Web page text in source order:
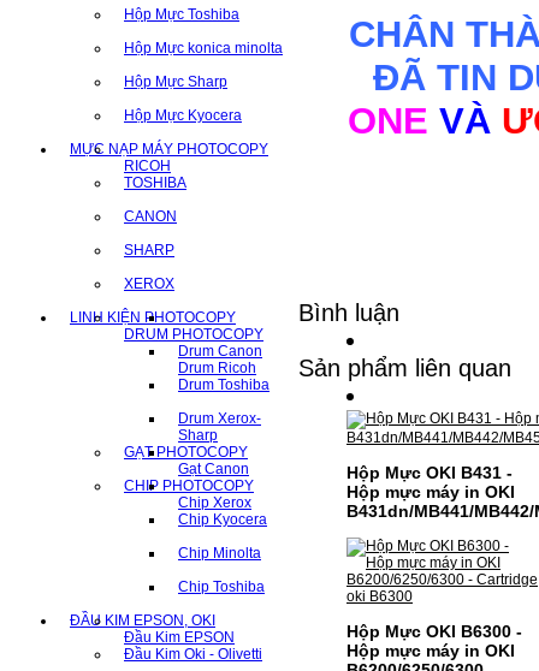
Hộp Mực Toshiba
Hộp Mực konica minolta
Hộp Mực Sharp
Hộp Mực Kyocera
MỰC NẠP MÁY PHOTOCOPY
RICOH
TOSHIBA
CANON
SHARP
XEROX
LINH KIỆN PHOTOCOPY
DRUM PHOTOCOPY
Drum Canon
Drum Ricoh
Drum Toshiba
Drum Xerox-
Sharp
GẠT PHOTOCOPY
Gạt Canon
CHIP PHOTOCOPY
Chip Xerox
Chip Kyocera
Chip Minolta
Chip Toshiba
ĐẦU KIM EPSON, OKI
Đầu Kim EPSON
Đầu Kim Oki - Olivetti
CHÂN
ĐÃ TIN
ONE VÀ
Bình luận
Sản phẩm liên quan
Hộp Mực OKI B431 -
Hộp mực máy in OKI
B431dn/MB441/
Hộp Mực OKI B6300 -
Hộp mực máy in OKI